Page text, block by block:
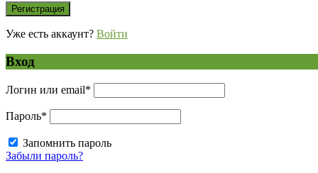
Уже есть аккаунт? Войти
Вход
Логин или email*
Пароль*
Запомнить пароль
Забыли пароль?